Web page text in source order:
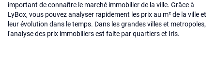
important de connaître le marché immobilier de la ville. Grâce à
LyBox, vous pouvez analyser rapidement les prix au m² de la ville et
leur évolution dans le temps. Dans les grandes villes et metropoles,
l'analyse des prix immobiliers est faite par quartiers et Iris.